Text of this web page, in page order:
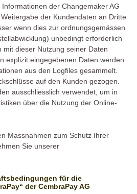
der Changemaker AG
der Kundendaten an Dritte
wenn dies zur ordnungsgemässen
unbedingt erforderlich
mit dieser Nutzung seiner Daten
explizit eingegebenen Daten werden
aus den Logfiles gesammelt.
auf den Kunden gezogen.
ausschliesslich verwendet, um in
über die Nutzung der Online-
Massnahmen zum Schutz Ihrer
Sie unserer
für die
der CembraPay AG